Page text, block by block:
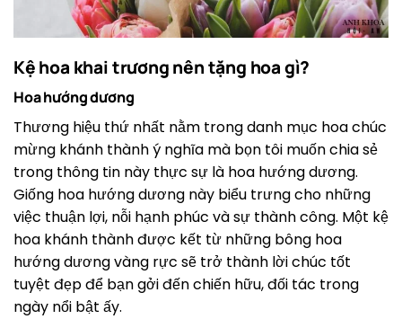
Kệ hoa khai trương nên tặng hoa gì?
Hoa hướng dương
Thương hiệu thứ nhất nằm trong danh mục hoa chúc
mừng khánh thành ý nghĩa mà bọn tôi muốn chia sẻ
trong thông tin này thực sự là hoa hướng dương.
Giống hoa hướng dương này biểu trưng cho những
việc thuận lợi, nỗi hạnh phúc và sự thành công. Một kệ
hoa khánh thành được kết từ những bông hoa
hướng dương vàng rực sẽ trở thành lời chúc tốt
tuyệt đẹp để bạn gởi đến chiến hữu, đối tác trong
ngày nổi bật ấy.